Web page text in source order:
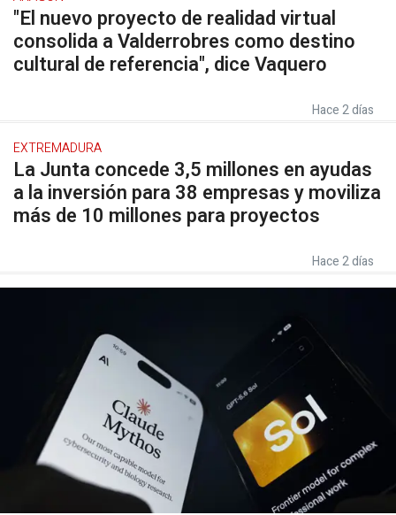
"El nuevo proyecto de realidad virtual
consolida a Valderrobres como destino
cultural de referencia", dice Vaquero
Hace 2 días
EXTREMADURA
La Junta concede 3,5 millones en ayudas
a la inversión para 38 empresas y moviliza
más de 10 millones para proyectos
Hace 2 días